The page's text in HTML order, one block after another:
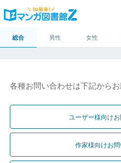
総合 男性 女性
各種お問い合わせは下記から
ユーザー様向け
作家様向けお